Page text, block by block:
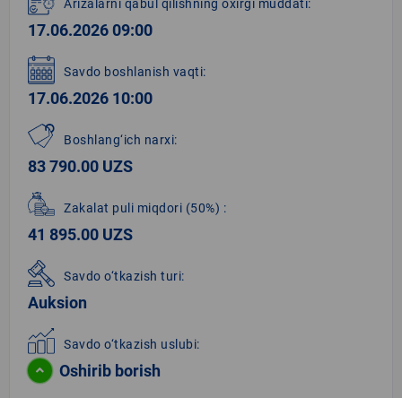
of
2
Arizalarni qabul qilishning oxirgi muddati:
17.06.2026 09:00
Savdo boshlanish vaqti:
17.06.2026 10:00
Boshlang‘ich narxi:
83 790.00 UZS
Zakalat puli miqdori (50%) :
41 895.00 UZS
Savdo o‘tkazish turi:
Auksion
Savdo o‘tkazish uslubi:
Oshirib borish